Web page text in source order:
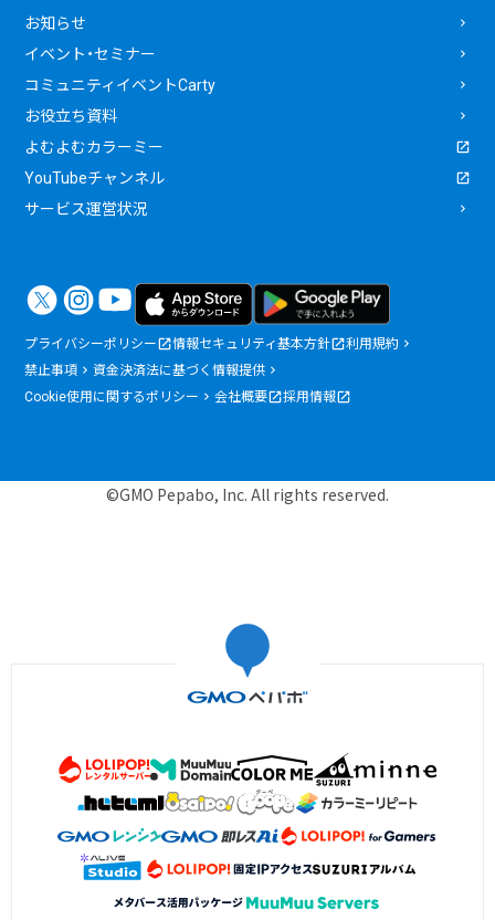
お知らせ
イベント・セミナー
コミュニティイベントCarty
お役立ち資料
よむよむカラーミー
YouTubeチャンネル
サービス運営状況
プライバシーポリシー 情報セキュリティ基本方針
利用規約
禁止事項
資金決済法に基づく情報提供
Cookie使用に関するポリシー
会社概要 採用情報
©GMO Pepabo, Inc. All rights reserved.